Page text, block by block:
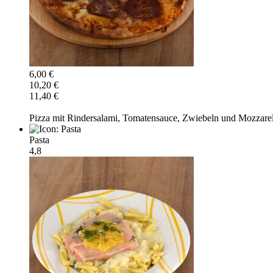
6,00 €
10,20 €
11,40 €
Pizza mit Rindersalami, Tomatensauce, Zwiebeln und
Pasta
4,8